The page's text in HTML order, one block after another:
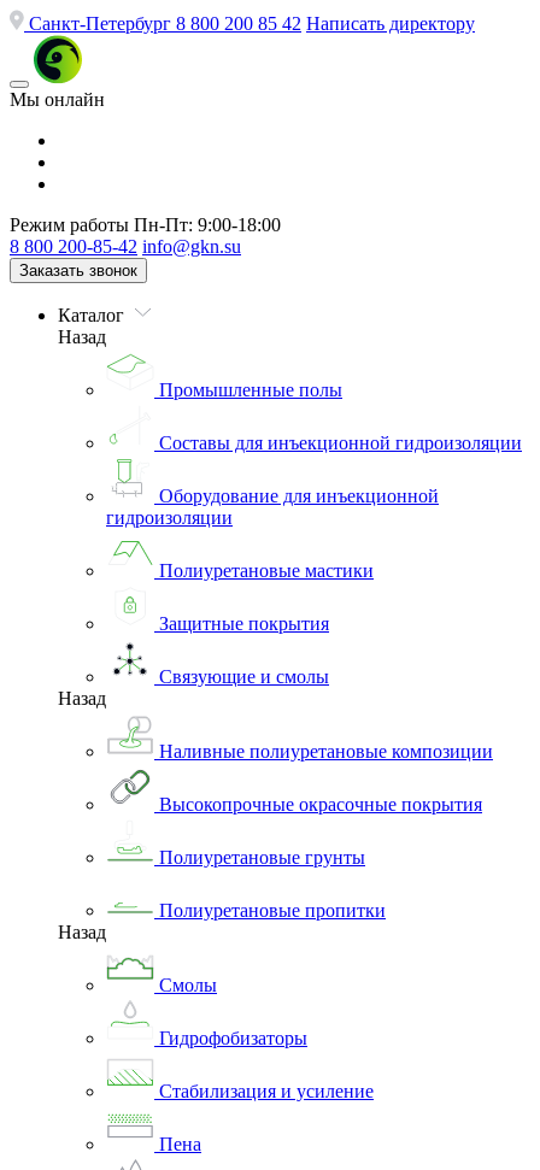
Санкт-Петербург 8 800 200 85 42 Написать директору
Мы онлайн
Режим работы Пн-Пт: 9:00-18:00
8 800 200-85-42 info@gkn.su
Заказать звонок
Каталог
Назад
Промышленные полы
Составы для инъекционной гидроизоляции
Оборудование для инъекционной
гидроизоляции
Полиуретановые мастики
Защитные покрытия
Связующие и смолы
Назад
Наливные полиуретановые композиции
Высокопрочные окрасочные покрытия
Полиуретановые грунты
Полиуретановые пропитки
Назад
Смолы
Гидрофобизаторы
Стабилизация и усиление
Пена